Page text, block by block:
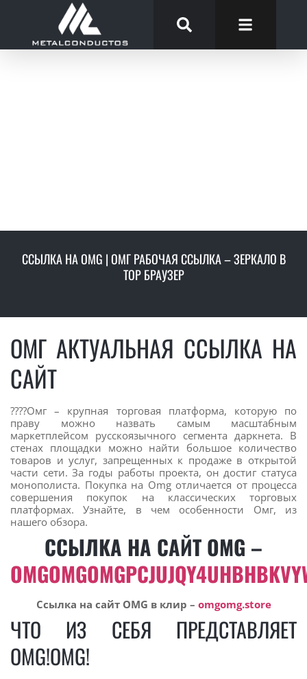
ССЫЛКА НА OMG | ОМГ РАБОЧАЯ ССЫЛКА – ЗЕРКАЛО В
ТОР БРАУЗЕР
ОМГ АКТУАЛЬНАЯ ССЫЛКА НА
САЙТ
????Омг – крупная торговая платформа, которую по
праву можно назвать самым масштабным
маркетплейсом русскоязычного сегмента даркнета. В
стенах площадки можно найти большое количество
товаров и услуг, запрещенных к продаже в открытой
части сети. За годы работы проекта, он достиг статуса
монополиста. Покупка на Omg отличается от процесса
совершения покупок на классических торговых
платформах. Узнайте, в чем особенности Омг, из
нашего обзора.
ССЫЛКА НА САЙТ OMG –
Ссылка на сайт OMG в клир – omgomg.store
ЧТО ИЗ СЕБЯ ПРЕДСТАВЛЯЕТ
OMG!OMG!